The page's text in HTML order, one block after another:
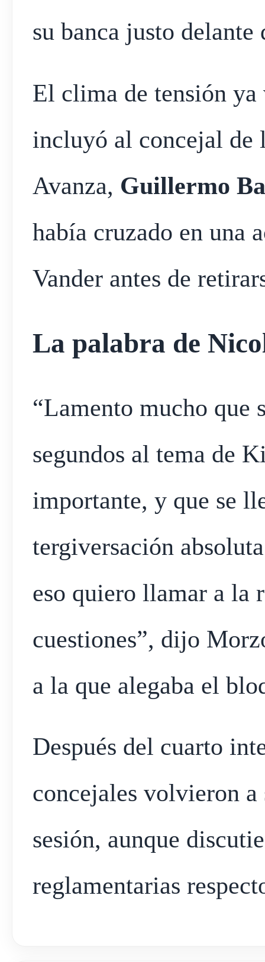
su banca justo delante
El clima de tensión ya
incluyó al concejal de
Avanza, Guillermo
había cruzado en una
Vander antes de
La palabra de
“Lamento mucho que
segundos al tema de
importante, y que se
tergiversación
eso quiero llamar a la
cuestiones”, dijo
a la que alegaba el
Después del cuarto
concejales volvieron a
sesión, aunque
reglamentarias